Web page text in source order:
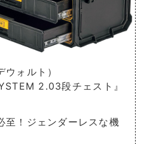
ウォルト）
2.03段チェスト』
至！ジェンダーレスな機